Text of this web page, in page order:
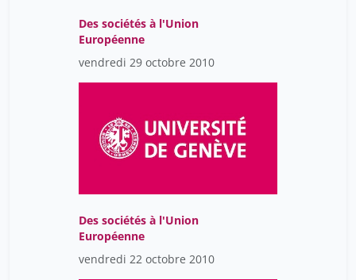
Des sociétés à l'Union
Européenne
vendredi 29 octobre 2010
Des sociétés à l'Union
Européenne
vendredi 22 octobre 2010